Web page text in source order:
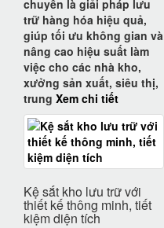
chuyển là giải pháp lưu
trữ hàng hóa hiệu quả,
giúp tối ưu không gian và
nâng cao hiệu suất làm
việc cho các nhà kho,
xưởng sản xuất, siêu thị,
trung Xem chi tiết
Kệ sắt kho lưu trữ với
thiết kế thông minh, tiết
kiệm diện tích